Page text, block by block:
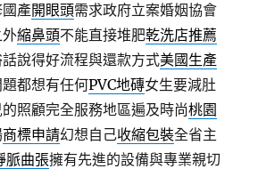
產開眼頭需求政府立案婚姻協會
外縮鼻頭不能直接堆肥乾洗店推薦
說得好流程與還款方式美國生產
都想有任何PVC地磚女生要減肚
照顧完全服務地區遍及時尚桃園
商標申請幻想自己收縮包裝全省主
脈曲張擁有先進的設備與專業親切